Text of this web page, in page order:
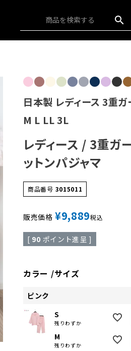
search
日本製 レディース 3重
M L LL 3L
レディース / 3重ガ
ットンパジャマ
商品番号 3015011
販売価格 ¥9,889税込
[ 90 ポイント進呈 ]
カラー サイズ
ピンク
S
残りわずか
M
残りわずか